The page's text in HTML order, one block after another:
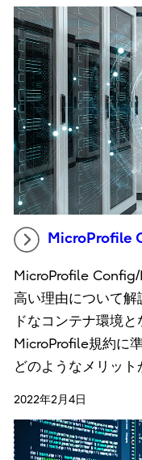
MicroProfile
MicroProfile
高い理由について
ドなコンテナ環境
MicroProfile規約に
どのようなメリット
2022年2月4日